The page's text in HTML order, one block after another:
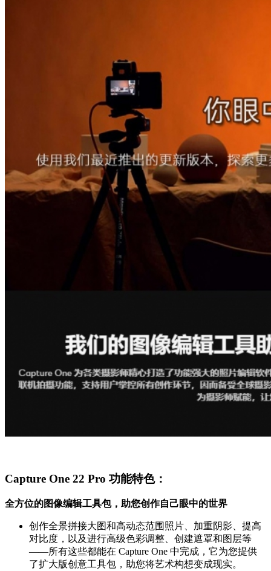
Capture One 22 Pro 功能特色：
全方位的图像编辑工具包，助您创作自己眼中的世界
创作全景拼接大图和高动态范围照片、加重阴影、提高
对比度，以及进行高级色彩调整、创建遮罩和图层等
——所有这些都能在 Capture One 中完成，它为您提供
了扩大版创意工具包，助您将艺术构想变成现实。